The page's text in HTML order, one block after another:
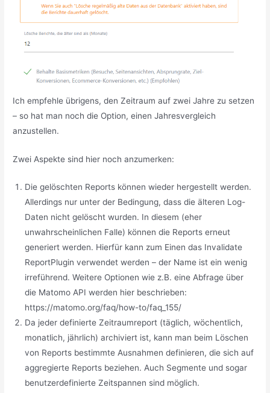
Ich empfehle übrigens, den Zeitraum auf zwei Jahre zu setzen
– so hat man noch die Option, einen Jahresvergleich
anzustellen.
Zwei Aspekte sind hier noch anzumerken:
Die gelöschten Reports können wieder hergestellt werden.
Allerdings nur unter der Bedingung, dass die älteren Log-
Daten nicht gelöscht wurden. In diesem (eher
unwahrscheinlichen Falle) können die Reports erneut
generiert werden. Hierfür kann zum Einen das Invalidate
ReportPlugin verwendet werden – der Name ist ein wenig
irreführend. Weitere Optionen wie z.B. eine Abfrage über
die Matomo API werden hier beschrieben:
https://matomo.org/faq/how-to/faq_155/
Da jeder definierte Zeitraumreport (täglich, wöchentlich,
monatlich, jährlich) archiviert ist, kann man beim Löschen
von Reports bestimmte Ausnahmen definieren, die sich auf
aggregierte Reports beziehen. Auch Segmente und sogar
benutzerdefinierte Zeitspannen sind möglich.